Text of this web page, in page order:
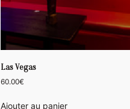
Las Vegas
60.00€
Ajouter au panier